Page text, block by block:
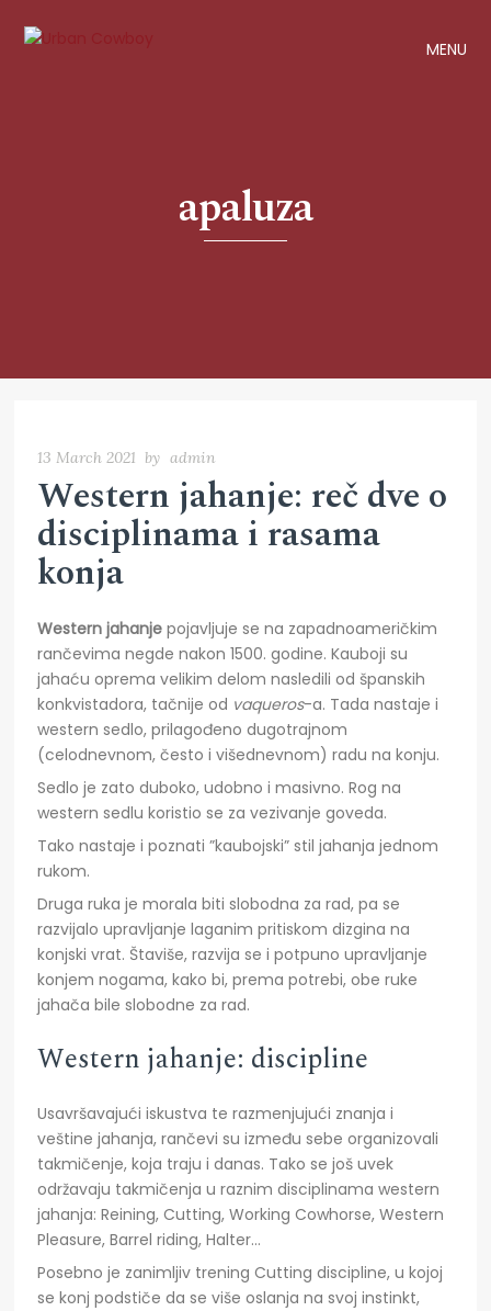
MENU
apaluza
13 March 2021 by admin
Western jahanje: reč dve o
disciplinama i rasama
konja
Westernjahanje pojavljuje se na zapadnoameričkim
rančevima negde nakon 1500. godine. Kauboji su
jahaću oprema velikim delom nasledili od španskih
konkvistadora, tačnije od vaqueros-a. Tada nastaje i
western sedlo, prilagođeno dugotrajnom
(celodnevnom, često i višednevnom) radu na konju.
Sedlo je zato duboko, udobno i masivno. Rog na
western sedlu koristio se za vezivanje goveda.
Tako nastaje i poznati ”kaubojski” stil jahanja jednom
rukom.
Druga ruka je morala biti slobodna za rad, pa se
razvijalo upravljanje laganim pritiskom dizgina na
konjski vrat. Štaviše, razvija se i potpuno upravljanje
konjem nogama, kako bi, prema potrebi, obe ruke
jahača bile slobodne za rad.
Western jahanje: discipline
Usavršavajući iskustva te razmenjujući znanja i
veštine jahanja, rančevi su između sebe organizovali
takmičenje, koja traju i danas. Tako se još uvek
održavaju takmičenja u raznim disciplinama western
jahanja: Reining, Cutting, Working Cowhorse, Western
Pleasure, Barrel riding, Halter…
Posebno je zanimljiv trening Cutting discipline, u kojoj
se konj podstiče da se više oslanja na svoj instinkt,